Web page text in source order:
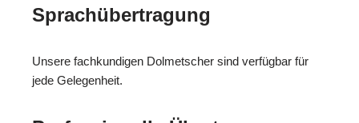
Sprachübertragung
Unsere fachkundigen Dolmetscher sind verfügbar für
jede Gelegenheit.